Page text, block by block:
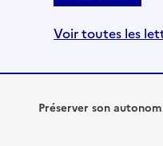
Voir toutes les
Préserver son